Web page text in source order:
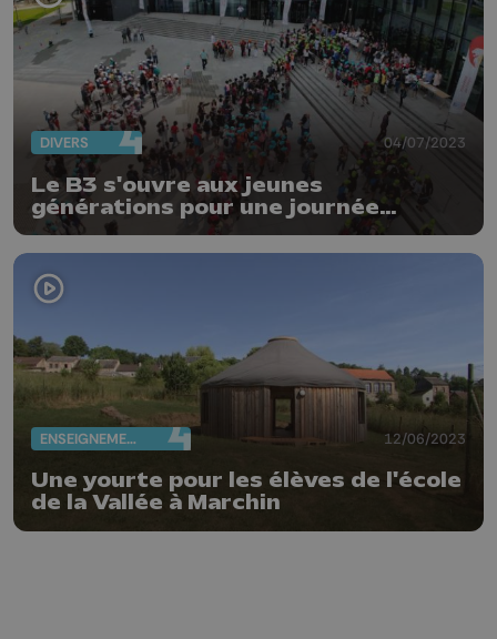
DIVERS 04/07/2023
Le B3 s'ouvre aux jeunes
générations pour une journée
culturelle et sportive
ENSEIGNEMENT 12/06/2023
Une yourte pour les élèves de l'école
de la Vallée à Marchin